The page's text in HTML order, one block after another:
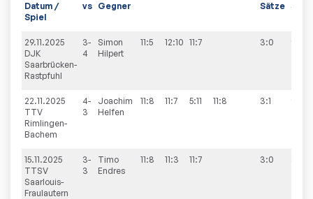
Datum /
Spiel
vs Gegner Sätze
29.11.2025
DJK
Saarbrücken-
Rastpfuhl
3-
4
Simon
Hilpert
11:5 12:10 11:7 3:0
22.11.2025
TTV
Rimlingen-
Bachem
4-
3
Joachim
Helfen
11:8 11:7 5:11 11:8 3:1
15.11.2025
TTSV
Saarlouis-
Fraulautern
3-
3
Timo
Endres
11:8 11:3 11:7 3:0